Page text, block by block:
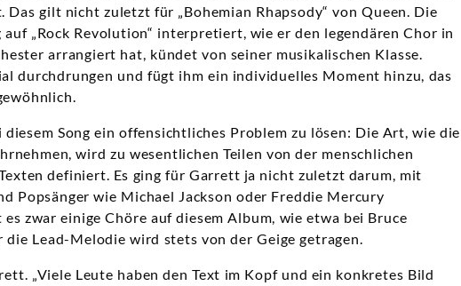
gilt nicht zuletzt für „Bohemian Rhapsody“ von Queen. Die
„Rock Revolution“ interpretiert, wie er den legendären Chor in
arrangiert hat, kündet von seiner musikalischen Klasse.
durchdrungen und fügt ihm ein individuelles Moment hinzu, das
Song ein offensichtliches Problem zu lösen: Die Art, wie die
wird zu wesentlichen Teilen von der menschlichen
definiert. Es ging für Garrett ja nicht zuletzt darum, mit
Popsänger wie Michael Jackson oder Freddie Mercury
es zwar einige Chöre auf diesem Album, wie etwa bei Bruce
die Lead-Melodie wird stets von der Geige getragen.
„Viele Leute haben den Text im Kopf und ein konkretes Bild